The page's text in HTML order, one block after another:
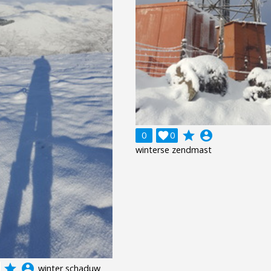
0 0
 grade account_circle
winterse zendmast
winter schaduw